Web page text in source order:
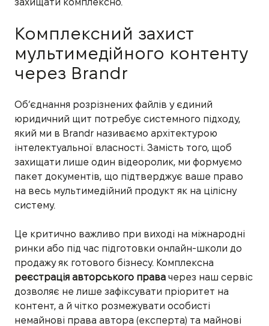
Комплексний захист
мультимедійного контенту
через Brandr
Об’єднання розрізнених файлів у єдиний
юридичний щит потребує системного підходу,
який ми в Brandr називаємо архітектурою
інтелектуальної власності. Замість того, щоб
захищати лише один відеоролик, ми формуємо
пакет документів, що підтверджує ваше право
на весь мультимедійний продукт як на цілісну
систему.
Це критично важливо при виході на міжнародні
ринки або під час підготовки онлайн-школи до
продажу як готового бізнесу. Комплексна
реєстрація авторського права через наш сервіс
дозволяє не лише зафіксувати пріоритет на
контент, а й чітко розмежувати особисті
немайнові права автора (експерта) та майнові